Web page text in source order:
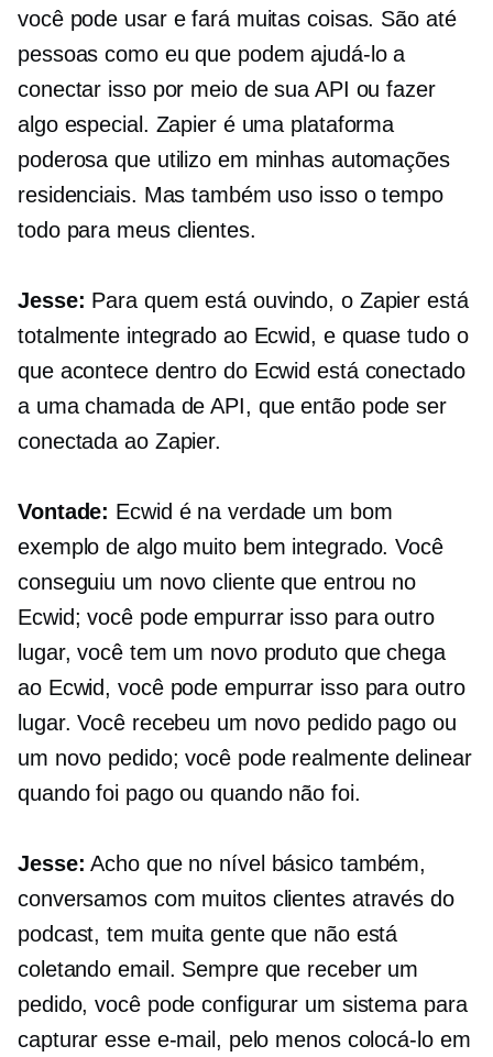
você pode usar e fará muitas coisas. São até
pessoas como eu que podem ajudá-lo a
conectar isso por meio de sua API ou fazer
algo especial. Zapier é uma plataforma
poderosa que utilizo em minhas automações
residenciais. Mas também uso isso o tempo
todo para meus clientes.
Jesse: Para quem está ouvindo, o Zapier está
totalmente integrado ao Ecwid, e quase tudo o
que acontece dentro do Ecwid está conectado
a uma chamada de API, que então pode ser
conectada ao Zapier.
Vontade: Ecwid é na verdade um bom
exemplo de algo muito bem integrado. Você
conseguiu um novo cliente que entrou no
Ecwid; você pode empurrar isso para outro
lugar, você tem um novo produto que chega
ao Ecwid, você pode empurrar isso para outro
lugar. Você recebeu um novo pedido pago ou
um novo pedido; você pode realmente delinear
quando foi pago ou quando não foi.
Jesse: Acho que no nível básico também,
conversamos com muitos clientes através do
podcast, tem muita gente que não está
coletando email. Sempre que receber um
pedido, você pode configurar um sistema para
capturar esse e-mail, pelo menos colocá-lo em